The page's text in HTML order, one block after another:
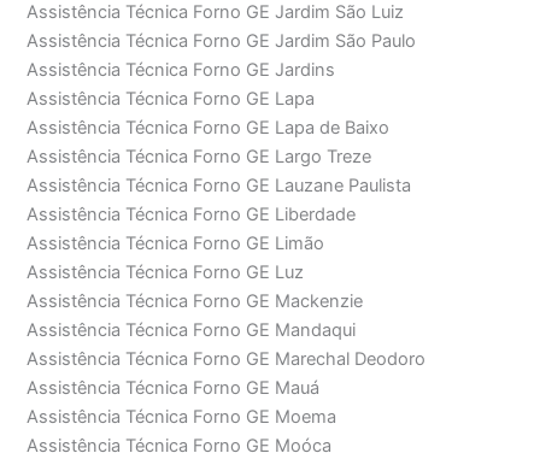
Assistência Técnica Forno GE Jardim São Luiz
Assistência Técnica Forno GE Jardim São Paulo
Assistência Técnica Forno GE Jardins
Assistência Técnica Forno GE Lapa
Assistência Técnica Forno GE Lapa de Baixo
Assistência Técnica Forno GE Largo Treze
Assistência Técnica Forno GE Lauzane Paulista
Assistência Técnica Forno GE Liberdade
Assistência Técnica Forno GE Limão
Assistência Técnica Forno GE Luz
Assistência Técnica Forno GE Mackenzie
Assistência Técnica Forno GE Mandaqui
Assistência Técnica Forno GE Marechal Deodoro
Assistência Técnica Forno GE Mauá
Assistência Técnica Forno GE Moema
Assistência Técnica Forno GE Moóca